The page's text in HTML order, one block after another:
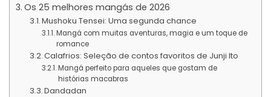
Os 25 melhores mangás de 2026
Mushoku Tensei: Uma segunda chance
Mangá com muitas aventuras, magia e um toque de
romance
Calafrios: Seleção de contos favoritos de Junji Ito
Mangá perfeito para aqueles que gostam de
histórias macabras
Dandadan